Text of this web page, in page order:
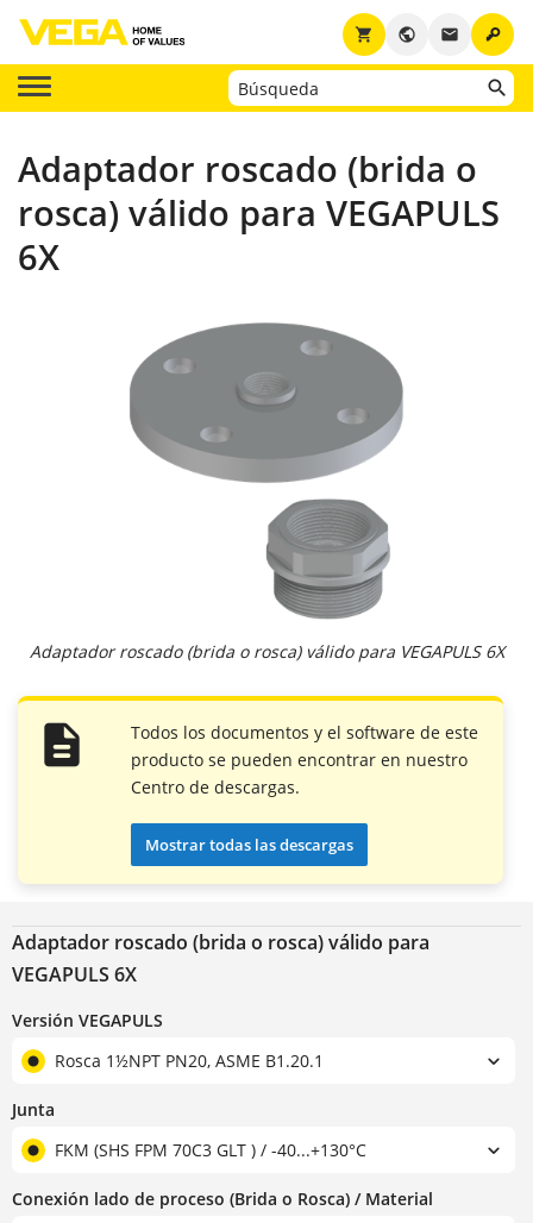
key
email
public
shopping_cart
Adaptador roscado (brida o
rosca) válido para VEGAPULS
6X
Adaptador roscado (brida o rosca) válido para VEGAPULS 6X
Todos los documentos y el software de este
producto se pueden encontrar en nuestro
Centro de descargas.
Mostrar todas las descargas
Adaptador roscado (brida o rosca) válido para
VEGAPULS 6X
Versión VEGAPULS
Rosca 1½NPT PN20, ASME B1.20.1
Junta
FKM (SHS FPM 70C3 GLT ) / -40...+130°C
Conexión lado de proceso (Brida o Rosca) / Material